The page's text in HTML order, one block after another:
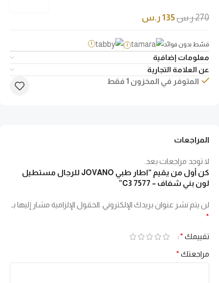
270ر.س135 ر.س
قسّط بدون فوائد i
i
معلومات إضافية
عن العلامة التجارية
المتوفر في المخزون 1 فقط
المراجعات
لا توجد مراجعات بعد.
كن أول من يقيم “اطار طبي JOVANO للرجال مستطيل
لون بني شفاف – 7577 C3”
لن يتم نشر عنوان بريدك الإلكتروني. الحقول الإلزامية مشار إليها بـ
*
تقييمك *
مراجعتك *